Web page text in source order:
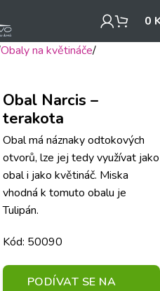
0
Obaly na květináče
Obal Narcis –
terakota
Obal má náznaky odtokových
otvorů, lze jej tedy využívat jako
obal i jako květináč. Miska
vhodná k tomuto obalu je
Tulipán.
Kód: 50090
PODÍVAT SE NA